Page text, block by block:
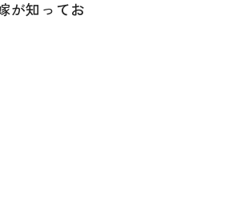
が知ってお